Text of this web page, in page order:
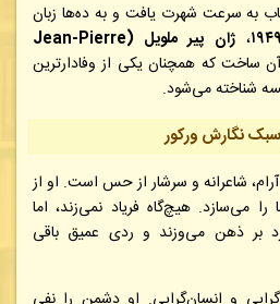
به سرعت شهرت یافت و به ده‌ها زبان
۱۹۴۹،
ژان پیر ملویل (Jean-Pierre
ساخت که همچنان یکی از وفادارترین
شناخته می‌شود.
نگارش ورکور
شاعرانه و سرشار از حس است. او از
را می‌سازد. هیچ‌گاه فریاد نمی‌زند، اما
بر ذهن می‌وزند و ردی عمیق باقی